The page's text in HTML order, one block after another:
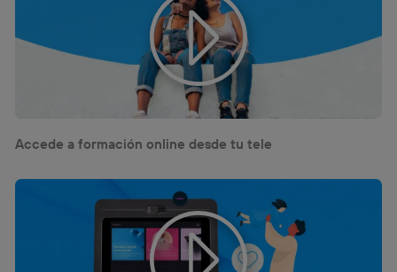
Accede a formación online desde tu tele